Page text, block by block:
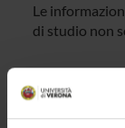
Le
di studio non
Presentazione